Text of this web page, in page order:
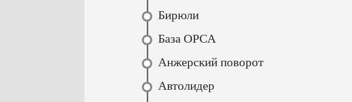
Бирюли
База ОРСА
Анжерский поворот
Автолидер